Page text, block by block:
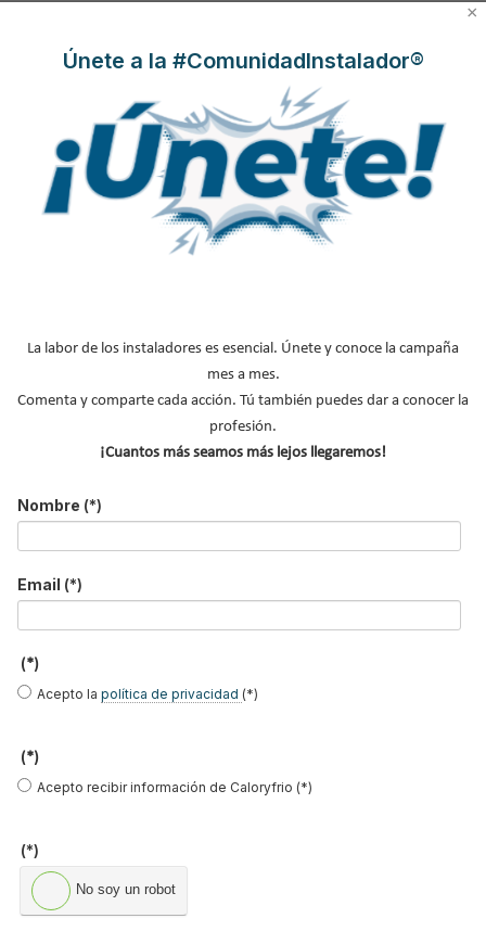
u
s
Suscríbete a
nuestros boletines
ACTUALIDAD DEL SECTOR
Ocupación
×
Únete a la #ComunidadInstalador®
La labor de los instaladores es esencial. Únete y conoce la campaña
mes a mes.
Comenta y comparte cada acción. Tú también puedes dar a conocer la
profesión.
¡Cuantos más seamos más lejos llegaremos!
Nombre (*)
Email (*)
(*)
Acepto la política de privacidad (*)
(*)
Acepto recibir información de Caloryfrio (*)
(*)
No soy un robot